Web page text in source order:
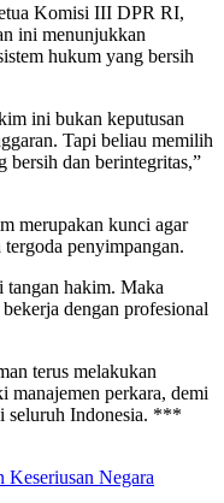
Komisi III DPR RI,
ini menunjukkan
hukum yang bersih
ini bukan keputusan
Tapi beliau memilih
bersih dan berintegritas,”
merupakan kunci agar
penyimpangan.
tangan hakim. Maka
dengan profesional
terus melakukan
manajemen perkara, demi
seluruh Indonesia. ***
Negara